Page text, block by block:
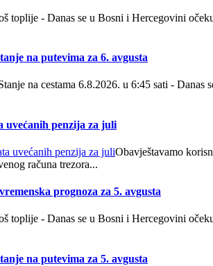
toplije - Danas se u Bosni i Hercegovini
na putevima za 6. avgusta
na cestama 6.8.2026. u 6:45 sati - Danas
uvećanih penzija za juli
Obavještavamo
računa trezora...
prognoza za 5. avgusta
toplije - Danas se u Bosni i Hercegovini
na putevima za 5. avgusta